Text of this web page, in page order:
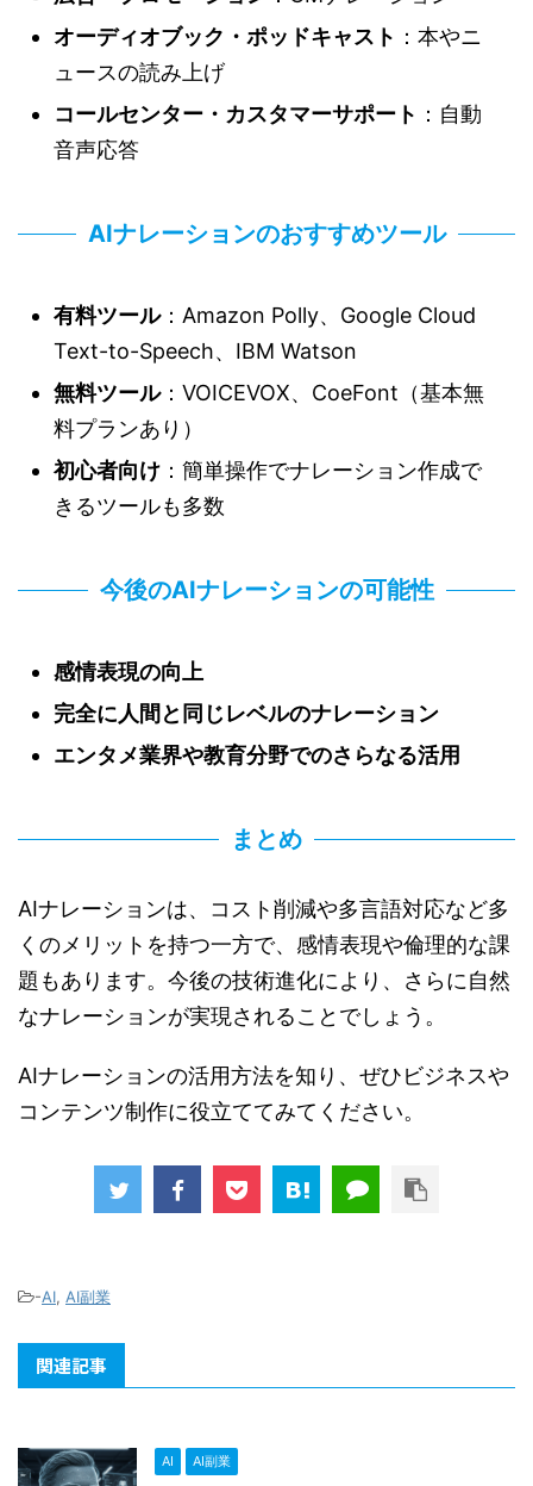
オーディオブック・ポッドキャスト ：本やニ
ュースの読み上げ
コールセンター・カスタマーサポート ：自動
音声応答
AIナレーションのおすすめツール
有料ツール：Amazon Polly、Google Cloud
Text-to-Speech、IBM Watson
無料ツール：VOICEVOX、CoeFont（基本無
料プランあり）
初心者向け ：簡単操作でナレーション作成で
きるツールも多数
今後のAIナレーションの可能性
感情表現の向上
完全に人間と同じレベルのナレーション
エンタメ業界や教育分野でのさらなる活用
まとめ
AIナレーションは、コスト削減や多言語対応など多
くのメリットを持つ一方で、感情表現や倫理的な課
題もあります。今後の技術進化により、さらに自然
なナレーションが実現されることでしょう。
AIナレーションの活用方法を知り、ぜひビジネスや
コンテンツ制作に役立ててみてください。
-AI, AI副業
関連記事
AI AI副業